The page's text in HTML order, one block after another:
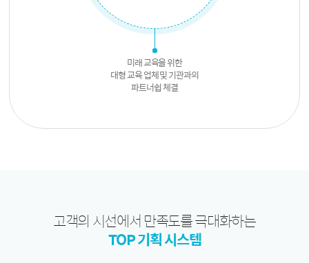
미래 교육을 위한
대형 교육 업체 및 기관과의
파트너쉽 체결
고객의 시선에서 만족도를 극대화하는
TOP 기획 시스템